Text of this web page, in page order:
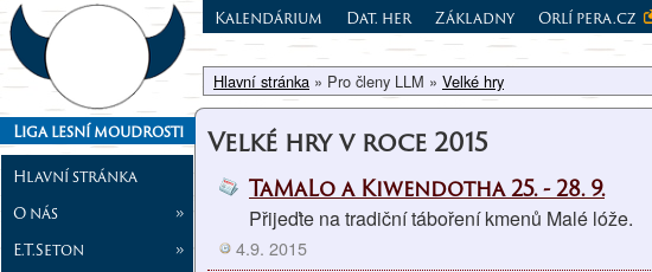
Liga lesní moudrosti
Hlavní stránka
O nás
»
E.T.Seton
»
Kalendárium Dat. her Základny Orlí pera.cz
Hlavní stránka » Pro členy LLM » Velké hry
Velké hry v roce 2015
TaMaLo a Kiwendotha 25. - 28. 9.
Přijeďte na tradiční táboření kmenů Malé lóže.
4.9. 2015